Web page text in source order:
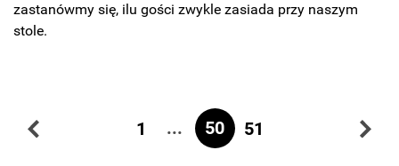
zastanówmy się, ilu gości zwykle zasiada przy naszym
stole.
1 ... 50 51